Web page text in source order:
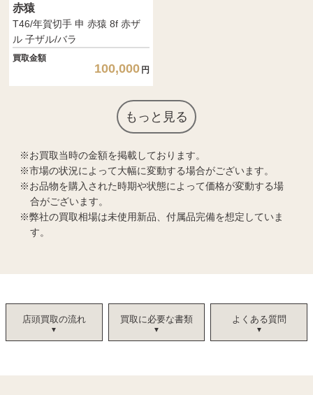
赤猿
T46/年賀切手 申 赤猿 8f 赤ザ
ル 子ザル/バラ
買取金額
100,000 円
もっと見る
お買取当時の金額を掲載しております。
市場の状況によって大幅に変動する場合がございます。
お品物を購入された時期や状態によって価格が変動する場
合がございます。
弊社の買取相場は未使用新品、付属品完備を想定していま
す。
店頭買取の流れ 買取に必要な書類 よくある質問